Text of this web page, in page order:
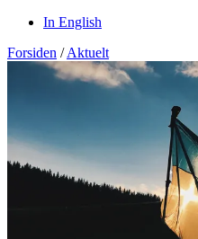
In English
Forsiden / Aktuelt